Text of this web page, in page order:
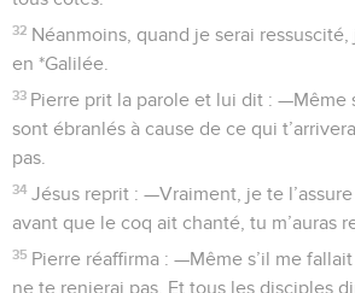
32 Néanmoins, quand je serai
en *Galilée.
33 Pierre prit la parole et lui dit : —Même
sont ébranlés à cause de ce qui
pas.
34 Jésus reprit : —Vraiment, je te
avant que le coq ait chanté, tu m’auras
35 Pierre réaffirma : —Même s’il me
ne te renierai pas. Et tous les disciples